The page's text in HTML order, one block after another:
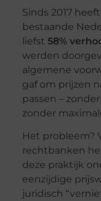
Sinds 2017
bestaande
liefst 58%
werden
algemene
gaf om prijzen
passen –
zonder
Het probleem?
rechtbanken
deze praktijk
eenzijdige
juridisch